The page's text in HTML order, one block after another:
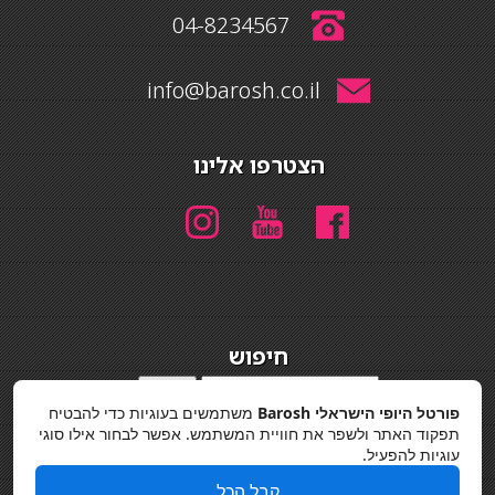
04-8234567
info@barosh.co.il
הצטרפו אלינו
חיפוש
מדיניות פרטיות
פורטל היופי הישראלי Barosh
משתמשים בעוגיות כדי להבטיח
תפקוד האתר ולשפר את חוויית המשתמש. אפשר לבחור אילו סוגי
עוגיות להפעיל.